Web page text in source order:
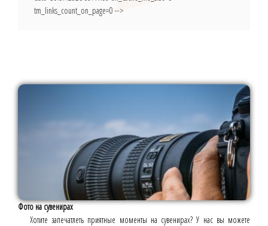
tm_links_count_on_page=0 -->
Фото на сувенирах
Хотите запечатлеть приятные моменты на сувенирах? У нас вы можете